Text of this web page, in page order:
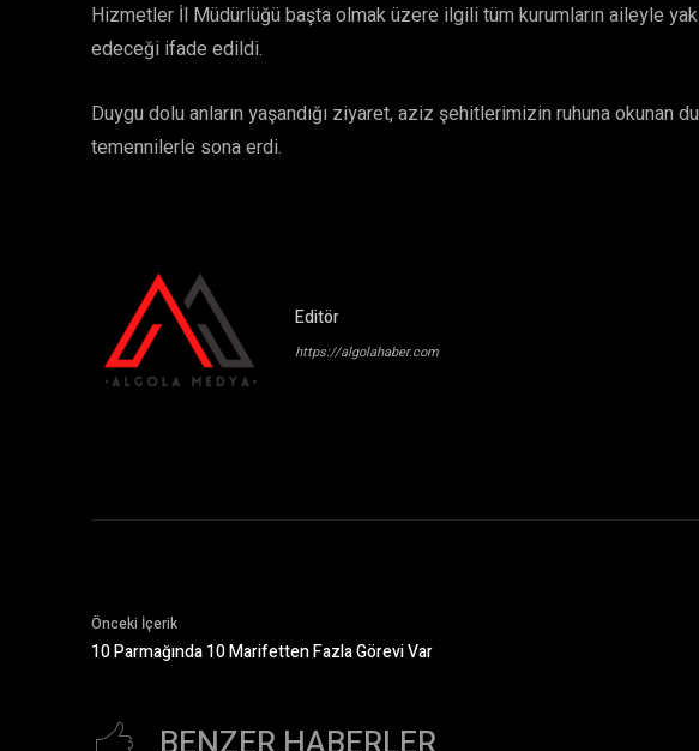
Hizmetler İl Müdürlüğü başta olmak üzere ilgili tüm kurumların aileyle
edeceği ifade edildi.
​Duygu dolu anların yaşandığı ziyaret, aziz şehitlerimizin ruhuna okunan
temennilerle sona erdi.
Editör
https://algolahaber.com
Önceki İçerik
10 Parmağında 10 Marifetten Fazla Görevi Var